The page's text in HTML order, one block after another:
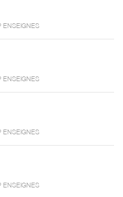
ENSEIGNES
ENSEIGNES
ENSEIGNES
ENSEIGNES